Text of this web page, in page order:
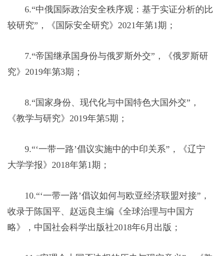
6.“中俄国际政治安全秩序观：基于实证分析的比
较研究”，《国际安全研究》2021年第1期；
7.“帝国继承国身份与俄罗斯外交”，《俄罗斯研
究》2019年第3期；
8.“国家身份、现代化与中国特色大国外交”，
《教学与研究》2019年第5期；
9.“‘一带一路’倡议实施中的中印关系”，《辽宁
大学学报》2018年第1期；
10.“‘一带一路’倡议如何与欧亚经济联盟对接”，
收录于陈国平、赵远良主编《全球治理与中国方
略》，中国社会科学出版社2018年6月出版；